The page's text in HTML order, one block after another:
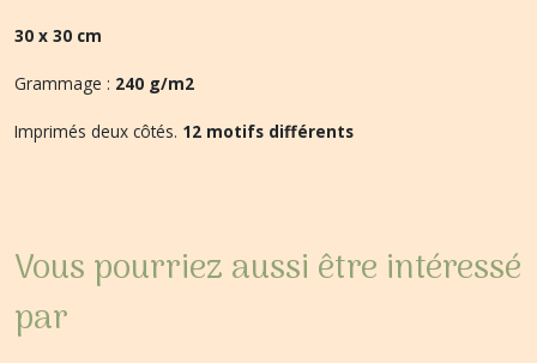
30 x 30 cm
Grammage : 240 g/m2
Imprimés deux côtés. 12 motifs différents
Vous pourriez aussi être intéressé
par